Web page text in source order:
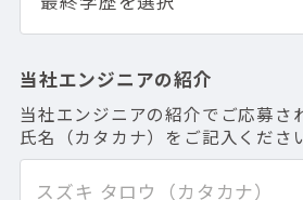
当社エンジニアの紹介
当社エンジニアの紹介でご応募さ
氏名（カタカナ）をご記入くださ